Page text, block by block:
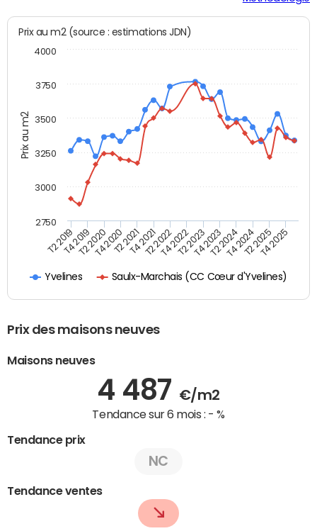
Prix au m2
Prix au m2 (source : estimations JDN)
Yvelines Saulx-Marchais (CC Cœur d'Yvelines)
T2 2019T4 2019T2 2020T4 2020T2 2021T4 2021T2 2022T4 2022T2 2023T4 2023T2 2024T4 2024T2 2025T4 2025
2750
3000
3250
3500
3750
4000
Prix des maisons neuves
Maisons neuves
4 487 €/m2
Tendance sur 6 mois : - %
Tendance prix
NC
Tendance ventes